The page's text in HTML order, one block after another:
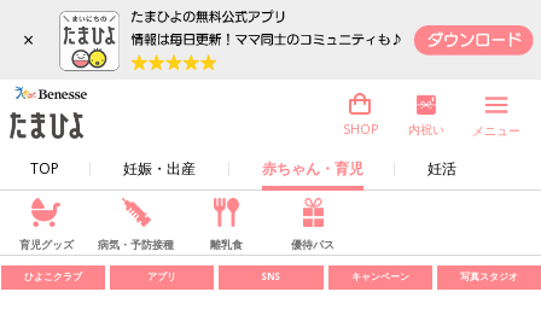
×
TOP 妊娠・出産 赤ちゃん・育児 妊活
SHOP 内祝い メニュー
育児グッズ 病気・予防接種 離乳食 優待パス
ひよこクラブ アプリ SNS キャンペーン 写真スタジオ